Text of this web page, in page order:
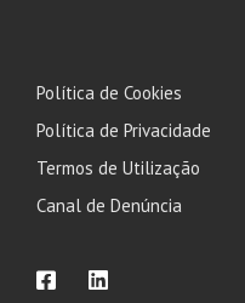
Política de Cookies
Política de Privacidade
Termos de Utilização
Canal de Denúncia